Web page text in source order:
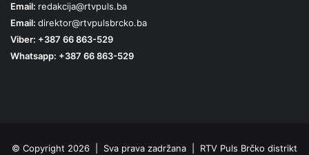
Email: redakcija@rtvpuls.ba
Email: direktor@rtvpulsbrcko.ba
Viber: +387 66 863-529
Whatsapp: +387 66 863-529
© Copyright 2026 | Sva prava zadržana | RTV Puls Brčko distrikt